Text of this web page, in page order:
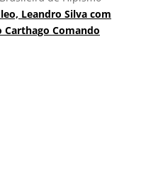
Leandro Silva com
Carthago Comando